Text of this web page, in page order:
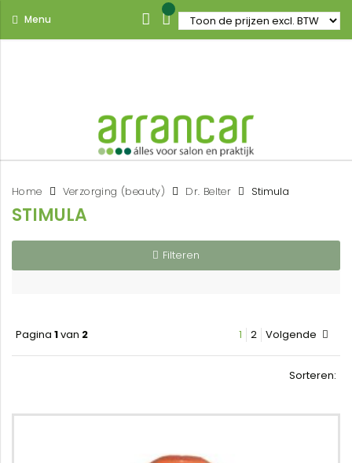
Menu
Home Verzorging (beauty) Dr. Belter Stimula
STIMULA
Filteren
Pagina 1van 2 1 2 Volgende
Sorteren: